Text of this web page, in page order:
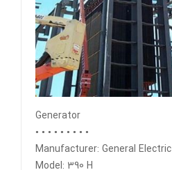
Generator
• • • • • • • • •
Manufacturer: General Electric
Model: 390 H